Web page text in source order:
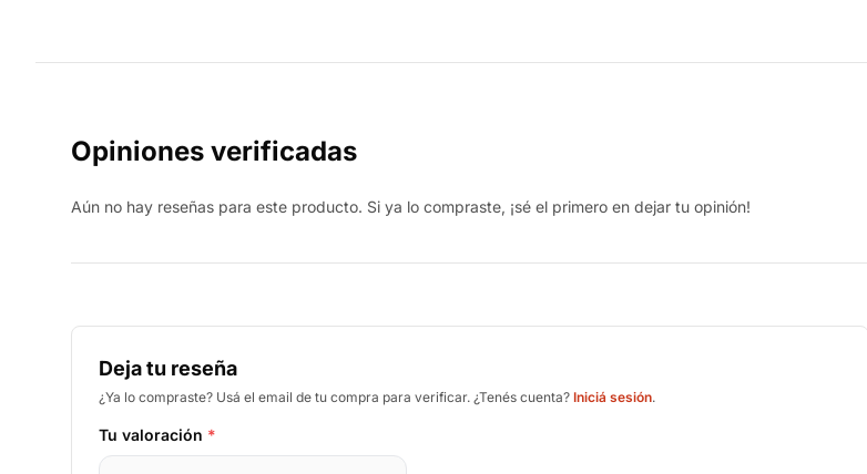
Opiniones verificadas
Aún no hay reseñas para este producto. Si ya lo compraste, ¡sé el primero en dejar tu opinión!
Deja tu reseña
¿Ya lo compraste? Usá el email de tu compra para verificar. ¿Tenés cuenta? Iniciá sesión.
Tu valoración *